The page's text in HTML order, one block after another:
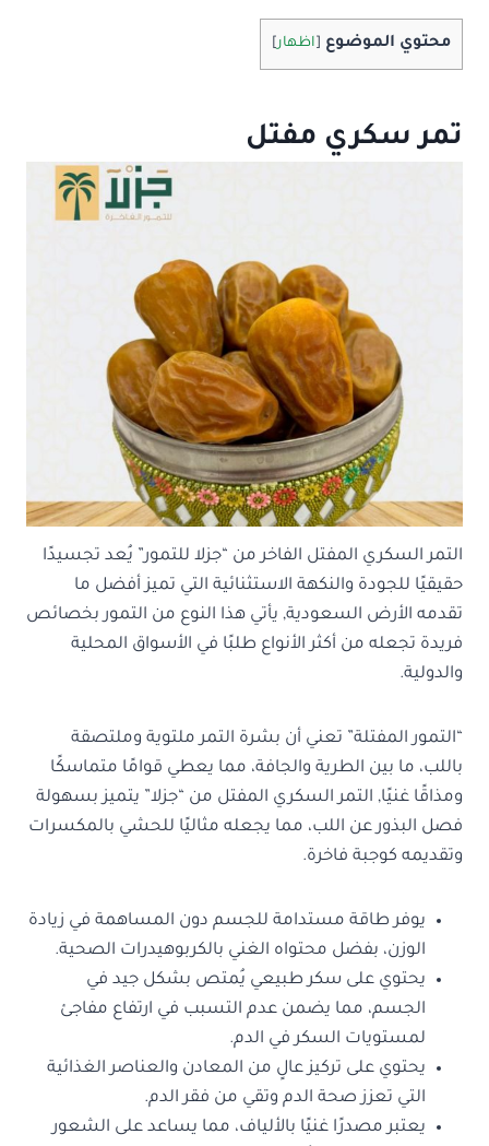
محتوي الموضوع [اظهار]
تمر سكري مفتل
التمر السكري المفتل الفاخر من “جزلا للتمور” يُعد تجسيدًا
حقيقيًا للجودة والنكهة الاستثنائية التي تميز أفضل ما
تقدمه الأرض السعودية, يأتي هذا النوع من التمور بخصائص
فريدة تجعله من أكثر الأنواع طلبًا في الأسواق المحلية
والدولية.
“التمور المفتلة” تعني أن بشرة التمر ملتوية وملتصقة
باللب، ما بين الطرية والجافة، مما يعطي قوامًا متماسكًا
ومذاقًا غنيًا, التمر السكري المفتل من “جزلا” يتميز بسهولة
فصل البذور عن اللب، مما يجعله مثاليًا للحشي بالمكسرات
وتقديمه كوجبة فاخرة.
يوفر طاقة مستدامة للجسم دون المساهمة في زيادة
الوزن، بفضل محتواه الغني بالكربوهيدرات الصحية.
يحتوي على سكر طبيعي يُمتص بشكل جيد في
الجسم، مما يضمن عدم التسبب في ارتفاع مفاجئ
لمستويات السكر في الدم.
يحتوي على تركيز عالٍ من المعادن والعناصر الغذائية
التي تعزز صحة الدم وتقي من فقر الدم.
يعتبر مصدرًا غنيًا بالألياف، مما يساعد على الشعور